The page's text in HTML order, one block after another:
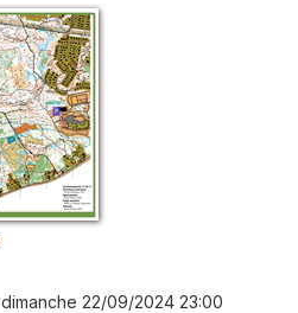
dimanche 22/09/2024 23:00